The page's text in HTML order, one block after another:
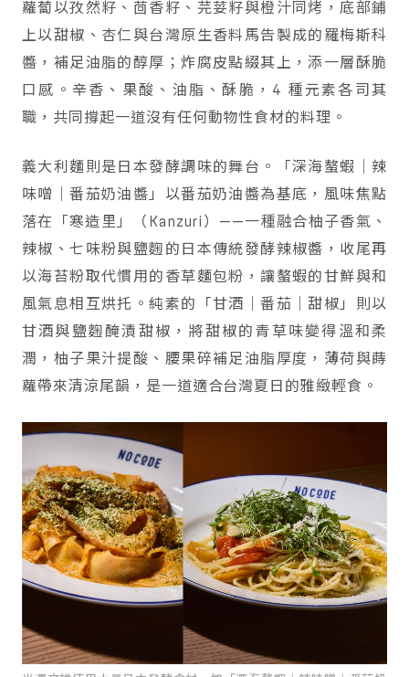
蘿蔔以孜然籽、茴香籽、芫荽籽與橙汁同烤，底部鋪
上以甜椒、杏仁與台灣原生香料馬告製成的羅梅斯科
醬，補足油脂的醇厚；炸腐皮點綴其上，添一層酥脆
口感。辛香、果酸、油脂、酥脆，4 種元素各司其
職，共同撐起一道沒有任何動物性食材的料理。
義大利麵則是日本發酵調味的舞台。「深海螯蝦｜辣
味噌｜番茄奶油醬」以番茄奶油醬為基底，風味焦點
落在「寒造里」（Kanzuri）——一種融合柚子香氣、
辣椒、七味粉與鹽麴的日本傳統發酵辣椒醬，收尾再
以海苔粉取代慣用的香草麵包粉，讓螯蝦的甘鮮與和
風氣息相互烘托。純素的「甘酒｜番茄｜甜椒」則以
甘酒與鹽麴醃漬甜椒，將甜椒的青草味變得溫和柔
潤，柚子果汁提酸、腰果碎補足油脂厚度，薄荷與蒔
蘿帶來清涼尾韻，是一道適合台灣夏日的雅緻輕食。